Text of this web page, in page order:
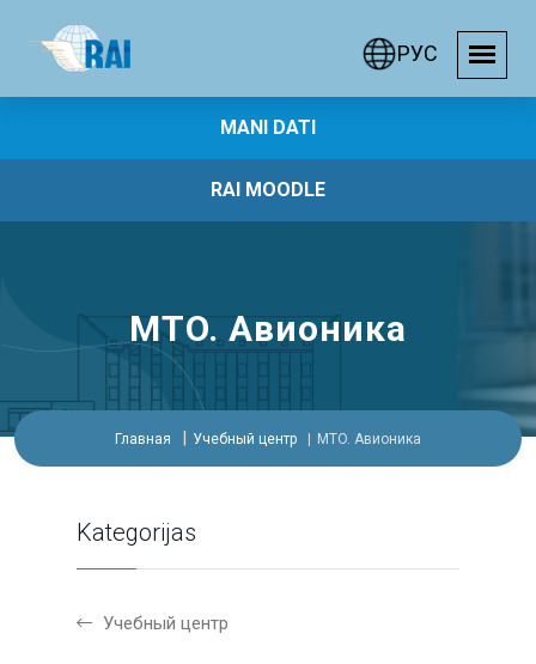
РУС
MANI DATI
RAI MOODLE
MTO. Авионика
Главная Учебный центр MTO. Авионика
Kategorijas
Учебный центр